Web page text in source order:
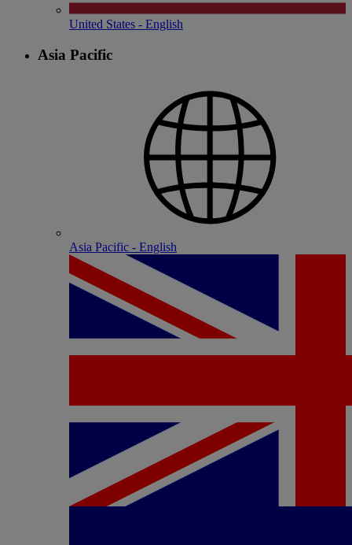
United States - English
Asia Pacific
Asia Pacific - English